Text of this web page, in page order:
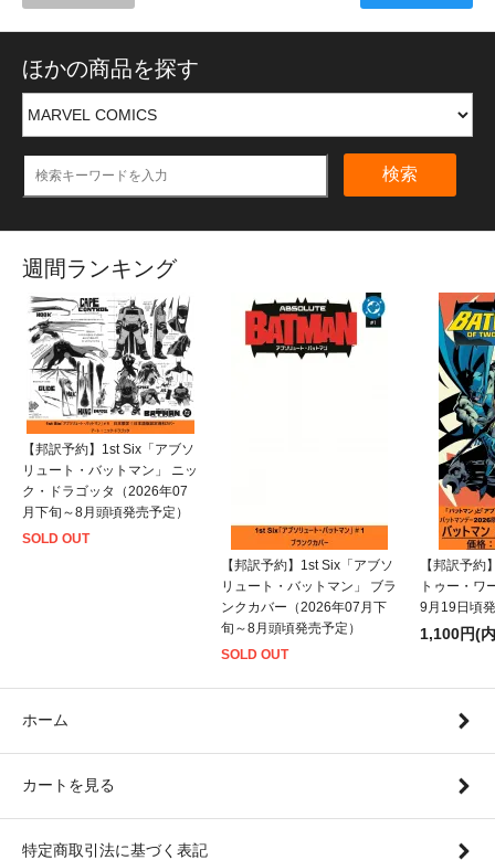
ほかの商品を探す
検索
週間ランキング
【邦訳予約】1st Six「アブソ
リュート・バットマン」 ニッ
ク・ドラゴッタ（2026年07
月下旬～8月頭頃発売予定）
SOLD OUT
【邦訳予約】1st Six「アブソ
リュート・バットマン」 ブラ
ンクカバー（2026年07月下
旬～8月頭頃発売予定）
SOLD OUT
【邦訳予約
トゥー・ワ
9月19日頃
1,100円(
ホーム
カートを見る
特定商取引法に基づく表記